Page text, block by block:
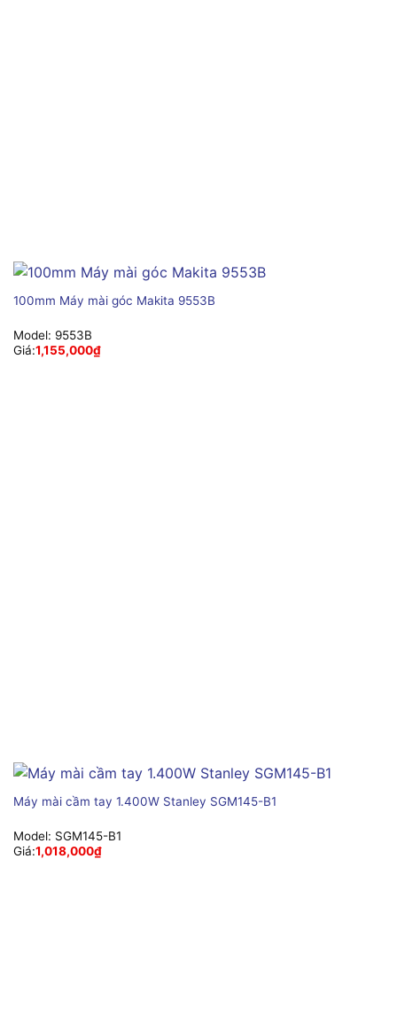
100mm Máy mài góc Makita 9553B
Model: 9553B
Giá:1,155,000₫
Máy mài cầm tay 1.400W Stanley SGM145-B1
Model: SGM145-B1
Giá:1,018,000₫